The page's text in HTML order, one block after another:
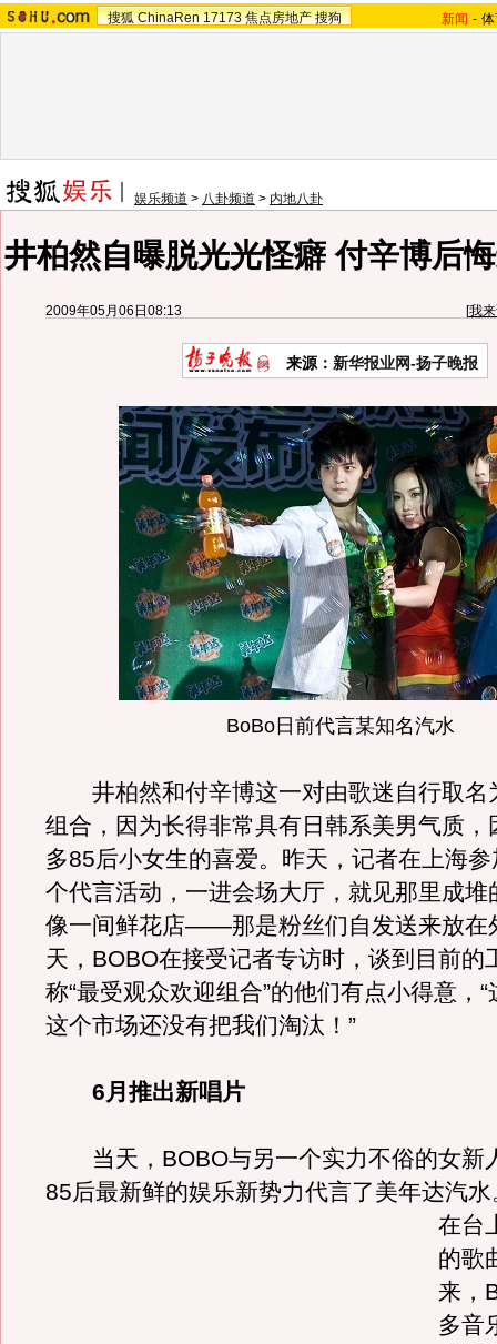
搜狐 ChinaRen 17173 焦点房地产 搜狗 新闻 -
娱乐频道 > 八卦频道 > 内地八卦
井柏然自曝脱光光怪癖 付辛博后
2009年05月06日08:13 [我
来源： 新华报业网-扬子晚报
BoBo日前代言某知名汽水
井柏然和付辛博这一对由歌迷自行取名
组合，因为长得非常具有日韩系美男气质，
多85后小女生的喜爱。昨天，记者在上海
个代言活动，一进会场大厅，就见那里成堆
像一间鲜花店——那是粉丝们自发送来放在
天，BOBO在接受记者专访时，谈到目前的
称“最受观众欢迎组合”的他们有点小得意，
这个市场还没有把我们淘汰！”
6月推出新唱片
当天，BOBO与另一个实力不俗的女新
85后最新鲜的娱乐新势力代言了美年达汽水
在台
的歌
来，
多音